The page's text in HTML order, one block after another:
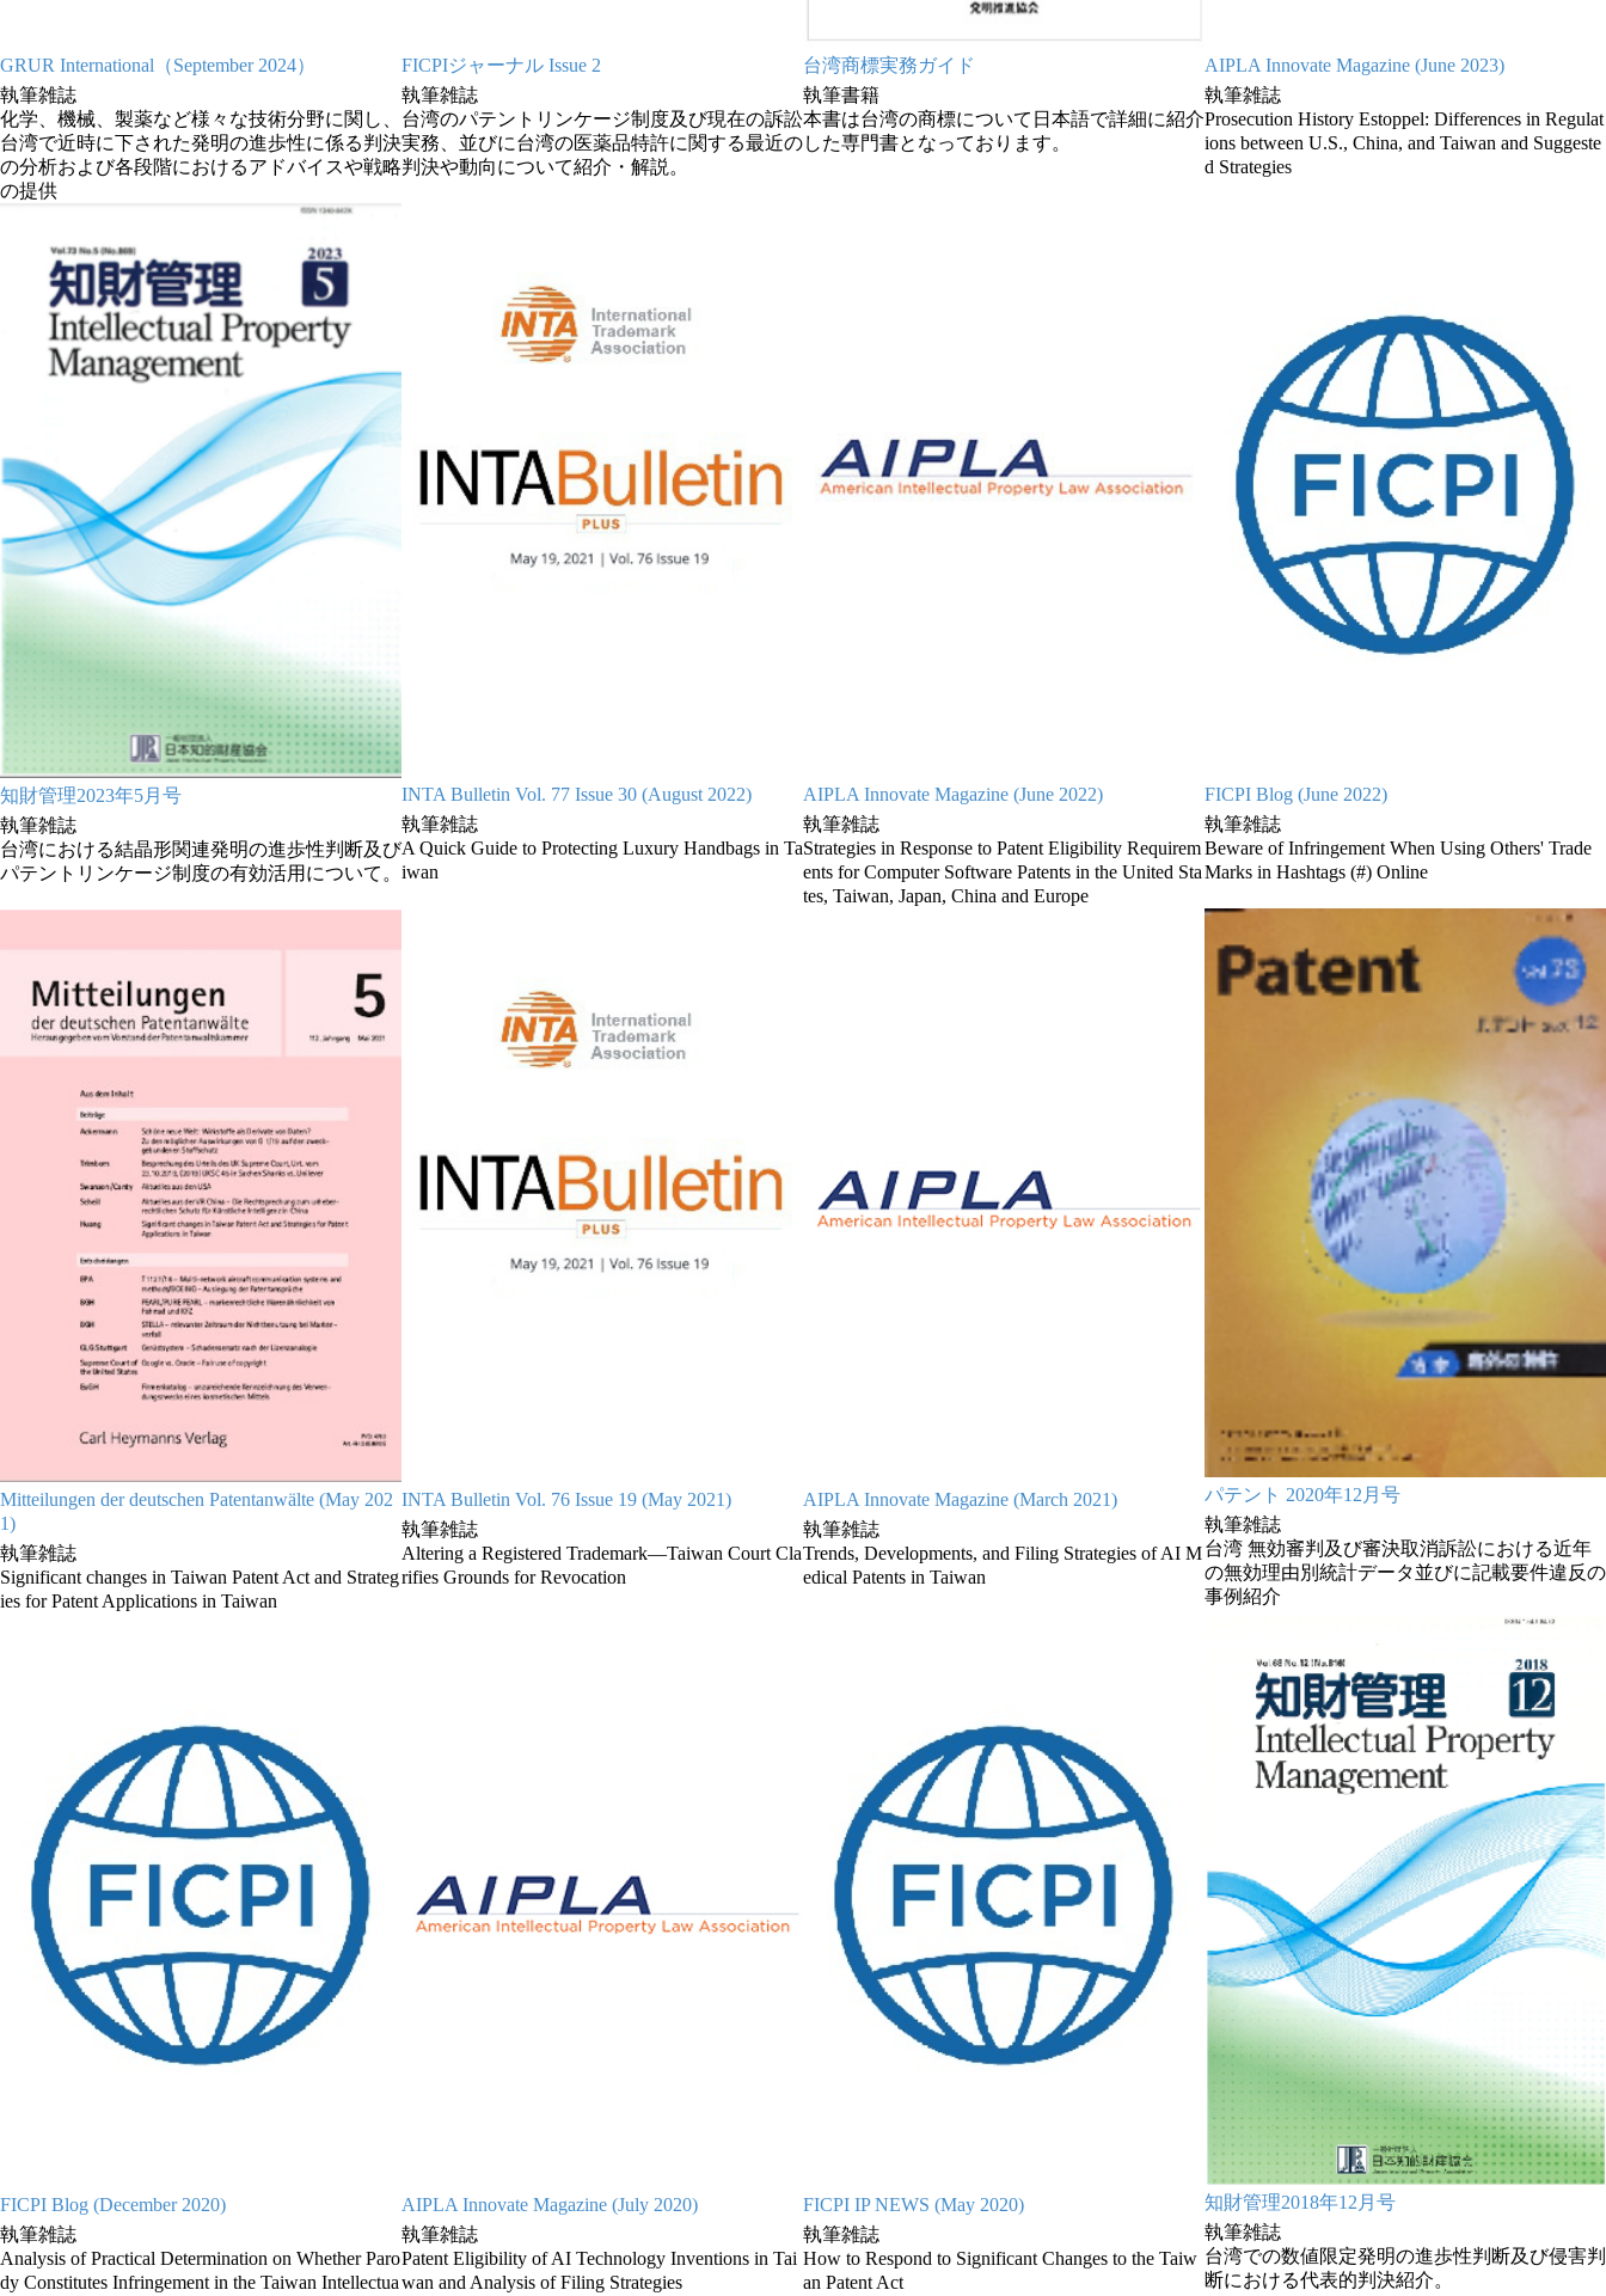
GRUR International（September 2024）
執筆雑誌
化学、機械、製薬など様々な技術分野に関し、
台湾で近時に下された発明の進歩性に係る判決
の分析および各段階におけるアドバイスや戦略
の提供
FICPIジャーナル Issue 2
執筆雑誌
台湾のパテントリンケージ制度及び現在の訴訟
実務、並びに台湾の医薬品特許に関する最近の
判決や動向について紹介・解説。
台湾商標実務ガイド
執筆書籍
本書は台湾の商標について日本語で詳細に紹介
した専門書となっております。
AIPLA Innovate Magazine (June 2023)
執筆雑誌
Prosecution History Estoppel: Differences in Regulat
ions between U.S., China, and Taiwan and Suggeste
d Strategies
知財管理2023年5月号
執筆雑誌
台湾における結晶形関連発明の進歩性判断及び
パテントリンケージ制度の有効活用について。
INTA Bulletin Vol. 77 Issue 30 (August 2022)
執筆雑誌
A Quick Guide to Protecting Luxury Handbags in Ta
iwan
AIPLA Innovate Magazine (June 2022)
執筆雑誌
Strategies in Response to Patent Eligibility Requirem
ents for Computer Software Patents in the United Sta
tes, Taiwan, Japan, China and Europe
FICPI Blog (June 2022)
執筆雑誌
Beware of Infringement When Using Others' Trade
Marks in Hashtags (#) Online
Mitteilungen der deutschen Patentanwälte (May 202
1)
執筆雑誌
Significant changes in Taiwan Patent Act and Strateg
ies for Patent Applications in Taiwan
INTA Bulletin Vol. 76 Issue 19 (May 2021)
執筆雑誌
Altering a Registered Trademark—Taiwan Court Cla
rifies Grounds for Revocation
AIPLA Innovate Magazine (March 2021)
執筆雑誌
Trends, Developments, and Filing Strategies of AI M
edical Patents in Taiwan
パテント 2020年12月号
執筆雑誌
台湾 無効審判及び審決取消訴訟における近年
の無効理由別統計データ並びに記載要件違反の
事例紹介
FICPI Blog (December 2020)
執筆雑誌
Analysis of Practical Determination on Whether Paro
dy Constitutes Infringement in the Taiwan Intellectua
AIPLA Innovate Magazine (July 2020)
執筆雑誌
Patent Eligibility of AI Technology Inventions in Tai
wan and Analysis of Filing Strategies
FICPI IP NEWS (May 2020)
執筆雑誌
How to Respond to Significant Changes to the Taiw
an Patent Act
知財管理2018年12月号
執筆雑誌
台湾での数値限定発明の進歩性判断及び侵害判
断における代表的判決紹介。